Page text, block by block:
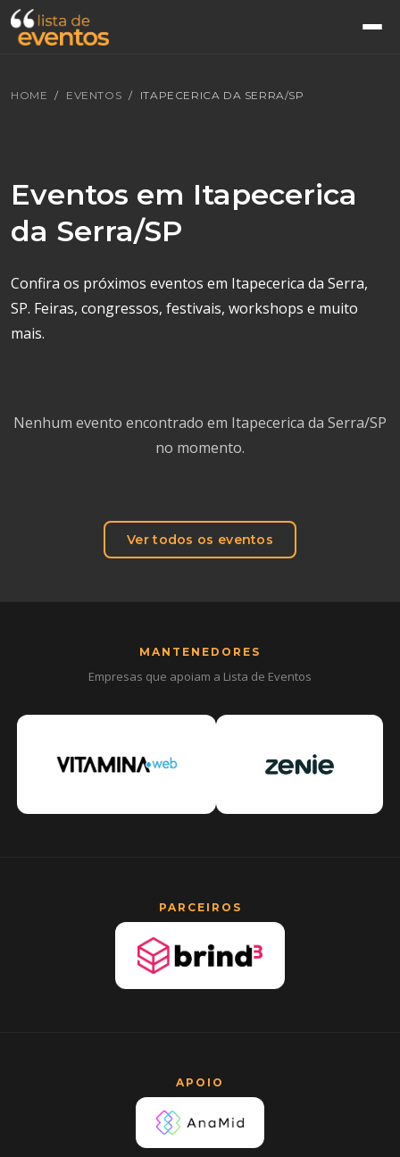
HOME EVENTOS ITAPECERICA DA SERRA/SP
Eventos em Itapecerica
da Serra/SP
Confira os próximos eventos em Itapecerica da Serra,
SP. Feiras, congressos, festivais, workshops e muito
mais.
Nenhum evento encontrado em Itapecerica da Serra/SP
no momento.
Ver todos os eventos
MANTENEDORES
Empresas que apoiam a Lista de Eventos
PARCEIROS
APOIO